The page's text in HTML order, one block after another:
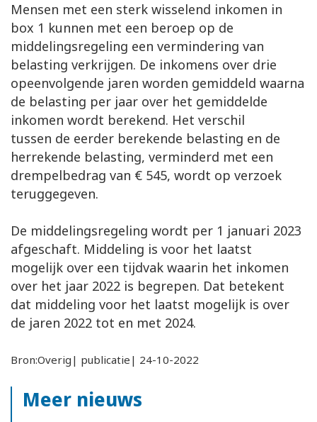
Mensen met een sterk wisselend inkomen in
box 1 kunnen met een beroep op de
middelingsregeling een vermindering van
belasting verkrijgen. De inkomens over drie
opeenvolgende jaren worden gemiddeld waarna
de belasting per jaar over het gemiddelde
inkomen wordt berekend. Het verschil
tussen de eerder berekende belasting en de
herrekende belasting, verminderd met een
drempelbedrag van € 545, wordt op verzoek
teruggegeven.
De middelingsregeling wordt per 1 januari 2023
afgeschaft. Middeling is voor het laatst
mogelijk over een tijdvak waarin het inkomen
over het jaar 2022 is begrepen. Dat betekent
dat middeling voor het laatst mogelijk is over
de jaren 2022 tot en met 2024.
Bron:Overig| publicatie| 24-10-2022
Meer nieuws